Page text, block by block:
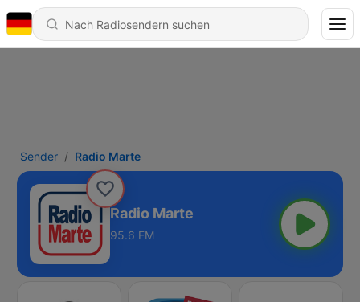
Sender Radio Marte
Radio Marte
95.6 FM